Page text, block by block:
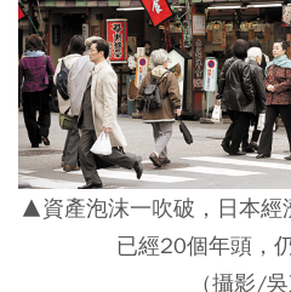
▲資產泡沫一吹破，日本經
已經20個年頭，
（攝影/吳